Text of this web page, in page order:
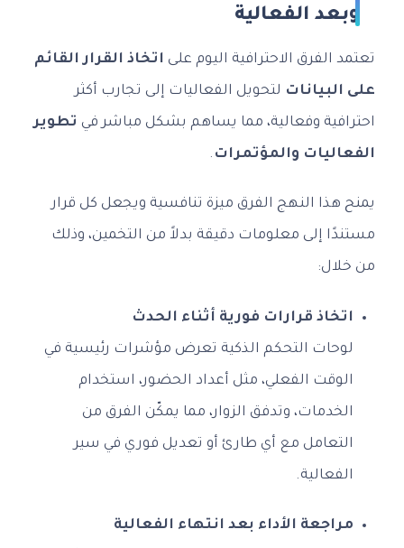
وبعد الفعالية
تعتمد الفرق الاحترافية اليوم على اتخاذ القرار القائم
على البيانات لتحويل الفعاليات إلى تجارب أكثر
احترافية وفعالية، مما يساهم بشكل مباشر في تطوير
الفعاليات والمؤتمرات .
يمنح هذا النهج الفرق ميزة تنافسية ويجعل كل قرار
مستندًا إلى معلومات دقيقة بدلاً من التخمين، وذلك
من خلال:
اتخاذ قرارات فورية أثناء الحدث
لوحات التحكم الذكية تعرض مؤشرات رئيسية في
الوقت الفعلي، مثل أعداد الحضور، استخدام
الخدمات، وتدفق الزوار، مما يمكّن الفرق من
التعامل مع أي طارئ أو تعديل فوري في سير
الفعالية.
مراجعة الأداء بعد انتهاء الفعالية